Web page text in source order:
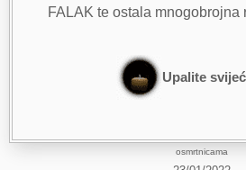
FALAK te ostala mnogobrojna
Upalite
osmrtnicama